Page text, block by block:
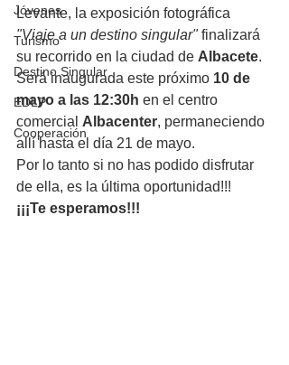
Jóvenes
Turismo
Destino Singular
EDLP
Cooperación
Levante, la exposición fotográfica
"Viaje a un destino singular" finalizará
su recorrido en la ciudad de Albacete.
Será inaugurada este próximo 10 de
mayo a las 12:30h en el centro
comercial Albacenter, permaneciendo
allí hasta el día 21 de mayo.
Por lo tanto si no has podido disfrutar
de ella, es la última oportunidad!!!
¡¡¡Te esperamos!!!